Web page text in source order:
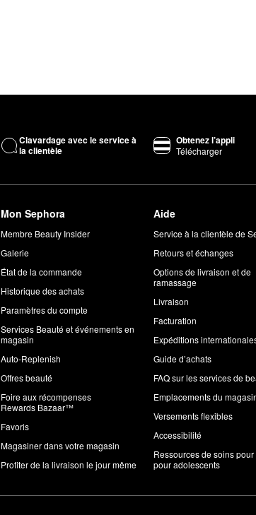
Clavardage avec le service à
la clientèle
Obtenez l’appli
Télécharger
Mon Sephora
Membre Beauty Insider
Galerie
État de la commande
Historique des achats
Paramètres du compte
Services Beauté et événements en
magasin
Auto-Replenish
Offres beauté
Foire aux récompenses
Rewards Bazaar™
Favoris
Magasiner dans votre magasin
Profiter de la livraison le jour même
Aide
Service à la clientèle de
Retours et échanges
Options de livraison et de
ramassage
Livraison
Facturation
Expéditions
Guide d’achats
FAQ sur les services de
Emplacements du
Versements flexibles
Accessibilité
Ressources de soins
pour adolescents